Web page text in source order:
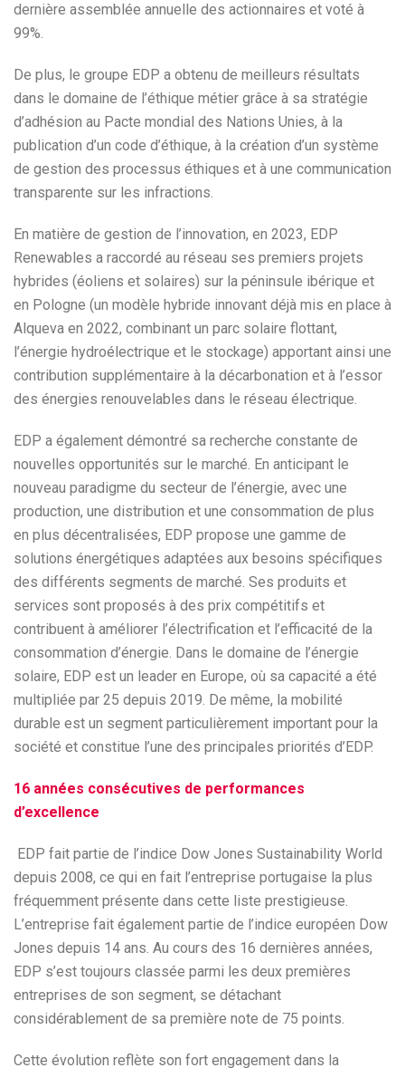
dernière assemblée annuelle des actionnaires et voté à
99%.
De plus, le groupe EDP a obtenu de meilleurs résultats
dans le domaine de l’éthique métier grâce à sa stratégie
d’adhésion au Pacte mondial des Nations Unies, à la
publication d’un code d’éthique, à la création d’un système
de gestion des processus éthiques et à une communication
transparente sur les infractions.
En matière de gestion de l’innovation, en 2023, EDP
Renewables a raccordé au réseau ses premiers projets
hybrides (éoliens et solaires) sur la péninsule ibérique et
en Pologne (un modèle hybride innovant déjà mis en place à
Alqueva en 2022, combinant un parc solaire flottant,
l’énergie hydroélectrique et le stockage) apportant ainsi une
contribution supplémentaire à la décarbonation et à l’essor
des énergies renouvelables dans le réseau électrique.
EDP a également démontré sa recherche constante de
nouvelles opportunités sur le marché. En anticipant le
nouveau paradigme du secteur de l’énergie, avec une
production, une distribution et une consommation de plus
en plus décentralisées, EDP propose une gamme de
solutions énergétiques adaptées aux besoins spécifiques
des différents segments de marché. Ses produits et
services sont proposés à des prix compétitifs et
contribuent à améliorer l’électrification et l’efficacité de la
consommation d’énergie. Dans le domaine de l’énergie
solaire, EDP est un leader en Europe, où sa capacité a été
multipliée par 25 depuis 2019. De même, la mobilité
durable est un segment particulièrement important pour la
société et constitue l’une des principales priorités d’EDP.
16 années consécutives de performances
d’excellence
EDP fait partie de l’indice Dow Jones Sustainability World
depuis 2008, ce qui en fait l’entreprise portugaise la plus
fréquemment présente dans cette liste prestigieuse.
L’entreprise fait également partie de l’indice européen Dow
Jones depuis 14 ans. Au cours des 16 dernières années,
EDP s’est toujours classée parmi les deux premières
entreprises de son segment, se détachant
considérablement de sa première note de 75 points.
Cette évolution reflète son fort engagement dans la